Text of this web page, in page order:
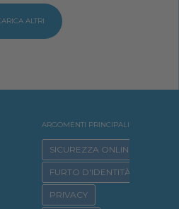
ALTRI
ARGOMENTI PRINCIPALI
SICUREZZA ONLINE
FURTO D'IDENTITÀ
PRIVACY